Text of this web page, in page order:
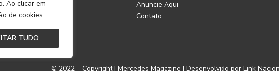
Ao clicar em
de cookies.
TUDO
aos fãs da
pelos
Anuncie Aqui
Contato
©️ 2022 – Copyright | Mercedes Magazine | Desenvolvido por Link